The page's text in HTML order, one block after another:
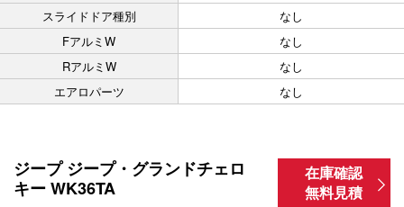
スライドドア種別
なし
FアルミW
なし
RアルミW
なし
エアロパーツ
なし
ジープ ジープ・グランドチェロ
キー WK36TA
在庫確認
無料見積